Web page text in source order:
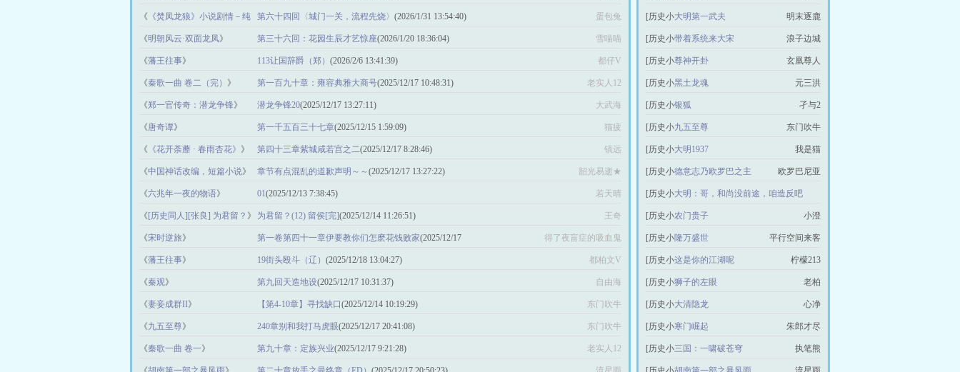
夫》》
《 《焚凤龙狼》小说剧情－纯
属虚构 》
第六十四回〈城门一关，流程先烧〉 (2026/1/31 13:54:40) 蛋包兔
《明朝风云·双面龙凤》 第三十六回：花园生辰才艺惊座(2026/1/20 18:36:04) 雪喵喵
《藩王往事》 113让国辞爵（郑） (2026/2/6 13:41:39) 都仔V
《秦歌一曲 卷二（完） 》 第一百九十章：雍容典雅大商号(2025/12/17 10:48:31) 老实人12
《郑一官传奇：潜龙争锋》 潜龙争锋20(2025/12/17 13:27:11) 大武海
《唐奇谭》 第一千五百三十七章(2025/12/15 1:59:09) 猫疲
《 《花开荼蘼 · 春雨杏花》 》 第四十三章紫城咸若宫之二(2025/12/17 8:28:46) 镇远
《中国神话改编，短篇小说》 章节有点混乱的道歉声明～～(2025/12/17 13:27:22) 韶光易逝★
《六兆年一夜的物语》 01(2025/12/13 7:38:45) 若天晴
《 [历史同人][张良] 为君留？ 》 为君留？(12) 留侯[完](2025/12/14 11:26:51) 王奇
《宋时逆旅》 第一卷第四十一章伊要教你们怎麽花钱败家(2025/12/17
12:38:57)
得了夜盲症的吸血鬼
《藩王往事》 19街头殴斗（辽） (2025/12/18 13:04:27) 都柏文V
《秦观》 第九回天造地设(2025/12/17 10:31:37) 自由海
《妻妾成群II》 【第4-10章】寻找缺口(2025/12/14 10:19:29) 东门吹牛
《九五至尊》 240章别和我打马虎眼(2025/12/17 20:41:08) 东门吹牛
《秦歌一曲 卷一》 第九十章：定族兴业(2025/12/17 9:21:28) 老实人12
说]
[历史小
说]
大明第一武夫 明末逐鹿
[历史小
说]
带着系统来大宋 浪子边城
[历史小
说]
尊神开卦 玄凰尊人
[历史小
说]
黑土龙魂 元三洪
[历史小
说]
银狐 孑与2
[历史小
说]
九五至尊 东门吹牛
[历史小
说]
大明1937 我是猫
[历史小
说]
德意志乃欧罗巴之主 欧罗巴尼亚
[历史小
说]
大明：哥，和尚没前途，咱造反吧
墨色江南
[历史小
说]
农门贵子 小澄
[历史小
说]
隆万盛世 平行空间来客
[历史小
说]
这是你的江湖呢 柠檬213
[历史小
说]
狮子的左眼 老柏
[历史小
说]
大清隐龙 心净
[历史小
说]
寒门崛起 朱郎才尽
[历史小
说]
三国：一啸破苍穹 执笔熊